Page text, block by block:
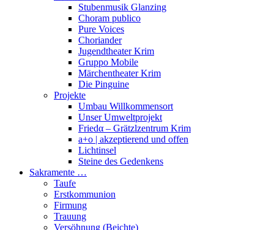
Stubenmusik Glanzing
Choram publico
Pure Voices
Choriander
Jugendtheater Krim
Gruppo Mobile
Märchentheater Krim
Die Pinguine
Projekte
Umbau Willkommensort
Unser Umweltprojekt
Friedα – Grätzlzentrum Krim
a+o | akzeptierend und offen
Lichtinsel
Steine des Gedenkens
Sakramente …
Taufe
Erstkommunion
Firmung
Trauung
Versöhnung (Beichte)